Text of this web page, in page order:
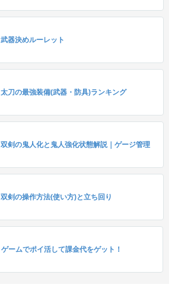
武器決めルーレット
太刀の最強装備(武器・防具)ランキング
双剣の鬼人化と鬼人強化状態解説｜ゲージ管理
双剣の操作方法(使い方)と立ち回り
ゲームでポイ活して課金代をゲット！